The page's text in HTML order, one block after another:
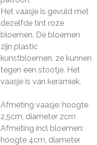
Het vaasje is gevuld met
dezelfde tint roze
bloemen. De bloemen
zijn plastic
kunstbloemen, ze kunnen
tegen een stootje. Het
vaasje is van keramiek.
Afmeting vaasje: hoogte
2,5cm, diameter 2cm
Afmeting incl bloemen:
hoogte 4cm, diameter